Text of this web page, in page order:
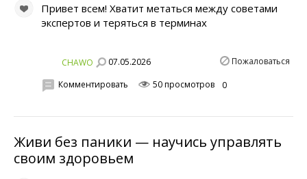
Привет всем! Хватит метаться между советами
экспертов и теряться в терминах
CHAWO 07.05.2026 Пожаловаться
Комментировать 50 просмотров 0
Живи без паники — научись управлять
своим здоровьем